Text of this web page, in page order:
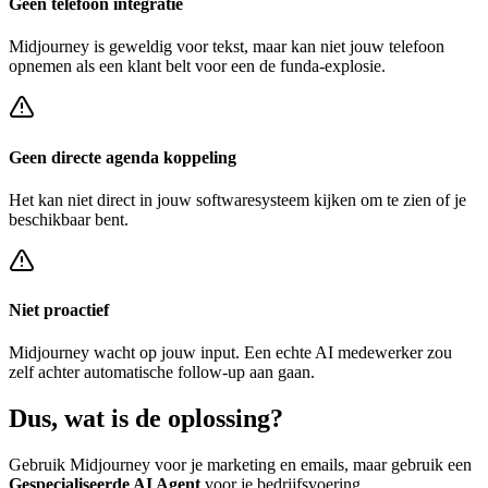
Geen telefoon integratie
Midjourney is geweldig voor tekst, maar kan niet jouw telefoon
opnemen als een klant belt voor een de funda-explosie.
Geen directe agenda koppeling
Het kan niet direct in jouw softwaresysteem kijken om te zien of je
beschikbaar bent.
Niet proactief
Midjourney wacht op jouw input. Een echte AI medewerker zou
zelf achterautomatische follow-up aan gaan.
Dus, wat is de oplossing?
Gebruik Midjourney voor je marketing en emails, maar gebruik een